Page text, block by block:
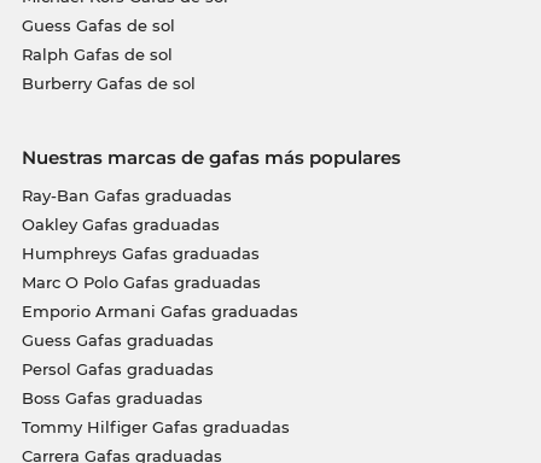
Guess Gafas de sol
Ralph Gafas de sol
Burberry Gafas de sol
Nuestras marcas de gafas más populares
Ray-Ban Gafas graduadas
Oakley Gafas graduadas
Humphreys Gafas graduadas
Marc O Polo Gafas graduadas
Emporio Armani Gafas graduadas
Guess Gafas graduadas
Persol Gafas graduadas
Boss Gafas graduadas
Tommy Hilfiger Gafas graduadas
Carrera Gafas graduadas